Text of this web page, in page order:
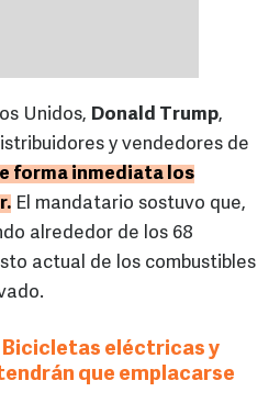
Unidos, Donald Trump,
y vendedores de
forma inmediata los
El mandatario sostuvo que,
alrededor de los 68
actual de los combustibles
Bicicletas eléctricas y
que emplacarse